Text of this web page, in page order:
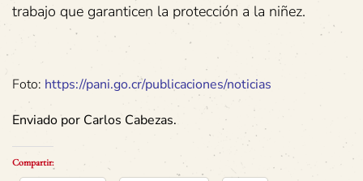
trabajo que garanticen la protección a la niñez.
Foto: https://pani.go.cr/publicaciones/noticias
Enviado por Carlos Cabezas.
Compartir: